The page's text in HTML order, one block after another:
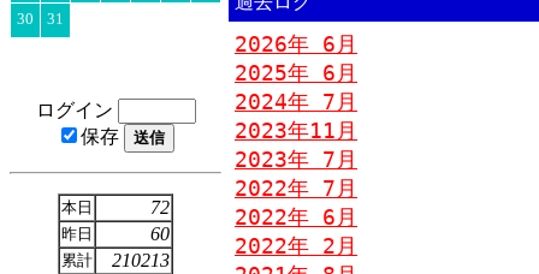
30
31
ログイン
保存
本日 72
昨日 60
累計 210213
2026年 6月
2025年 6月
2024年 7月
2023年11月
2023年 7月
2022年 7月
2022年 6月
2022年 2月